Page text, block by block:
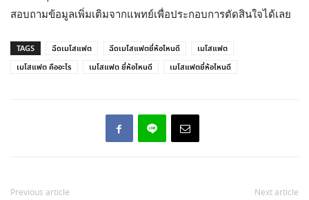
สอบถามข้อมูลเพิ่มเติมจากแพทย์เพื่อประกอบการตัดสินใจได้เลย
TAGS ฉีดเมโสแฟต ฉีดเมโสแฟตยี่ห้อไหนดี
เมโสแฟต
เมโสแฟต คืออะไร
เมโสแฟต ยี่ห้อไหนดี เมโสแฟตยี่ห้อไหนดี
Previous article Next article